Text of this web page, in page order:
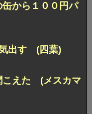
から１００円パ
出す (四葉)
こえた (メスカマ